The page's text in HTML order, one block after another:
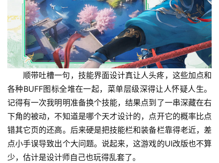
顺带吐槽一句，技能界面设计真让人头疼，这些加点和
各种BUFF图标全堆在一起，菜单层级深得让人怀疑人生。
记得有一次我明明准备换个技能，结果点到了一串深藏在右
下角的被动，不知道是哪个天才设计的，点开它的概率比点
错其它页的还高。后来硬是把技能栏和装备栏靠得老近，差
点小手误导致出个大问题。说起来，这游戏的UI改版也不算
少，估计是设计师自己也玩得乱套了。